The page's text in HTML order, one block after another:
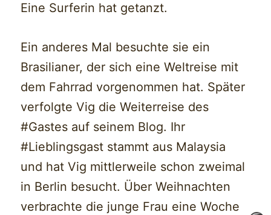
Eine Surferin hat getanzt.
Ein anderes Mal besuchte sie ein
Brasilianer, der sich eine Weltreise mit
dem Fahrrad vorgenommen hat. Später
verfolgte Vig die Weiterreise des
#Gastes auf seinem Blog. Ihr
#Lieblingsgast stammt aus Malaysia
und hat Vig mittlerweile schon zweimal
in Berlin besucht. Über Weihnachten
verbrachte die junge Frau eine Woche